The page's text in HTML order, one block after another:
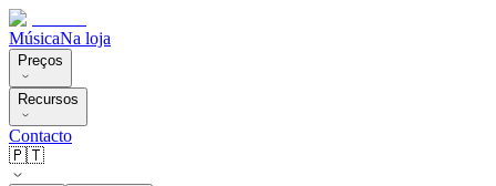
MúsicaNa loja
Preços
Recursos
Contacto
🇵🇹